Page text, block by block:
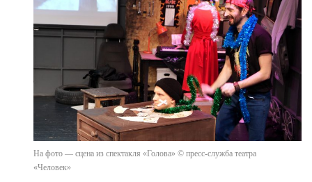
На фото — сцена из спектакля «Голова» © пресс-служба театра
«Человек»